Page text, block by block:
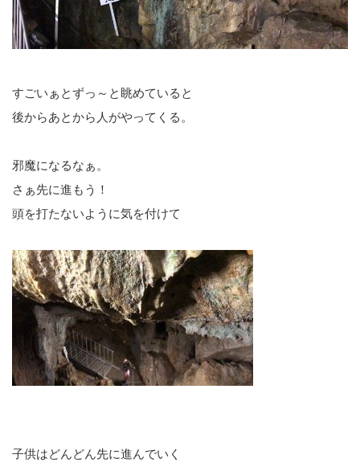
すごいぁとずっ～と眺めていると
後からあとから人がやってくる。
邪魔になるなぁ。
さぁ先に進もう！
頭を打たないように気を付けて
子供はどんどん先に進んでいく